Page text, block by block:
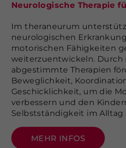
Neurologische Therapie
Im theraneurum
neurologischen
motorischen Fähigkeiten
weiterzuentwickeln. Durch
abgestimmte Therapien
Beweglichkeit,
Geschicklichkeit, um die
verbessern und den
Selbstständigkeit im Alltag
MEHR INFOS